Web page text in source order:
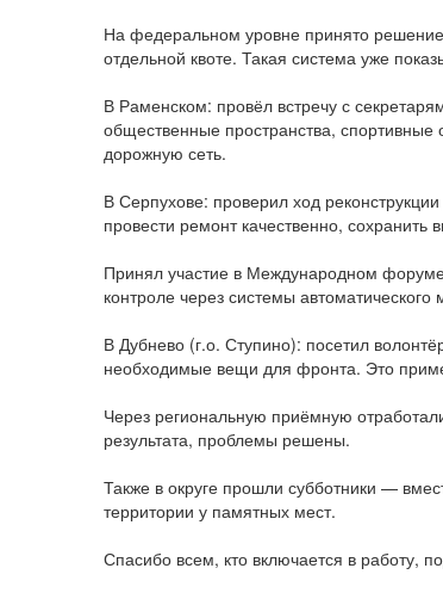
На федеральном уровне принято
отдельной квоте. Такая система уже
В Раменском: провёл встречу с
общественные пространства,
дорожную сеть.
В Серпухове: проверил ход
провести ремонт качественно,
Принял участие в Международном
контроле через системы
В Дубнево (г.о. Ступино): посетил
необходимые вещи для фронта. Это
Через региональную приёмную
результата, проблемы решены.
Также в округе прошли субботники —
территории у памятных мест.
Спасибо всем, кто включается в работу,